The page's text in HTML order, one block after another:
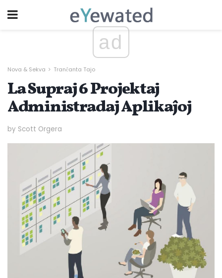
ad
Nova & Sekva Tranĉanta Tajo
La Supraj 6 Projektaj
Administradaj Aplikaĵoj
by Scott Orgera